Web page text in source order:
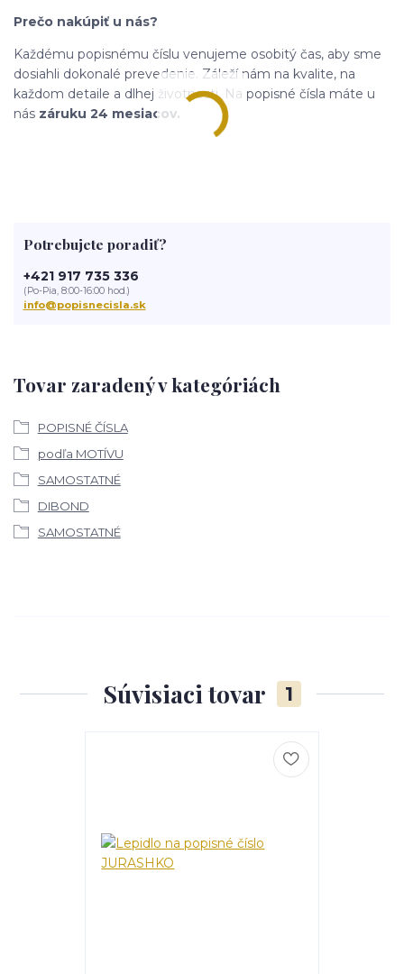
Prečo nakúpiť u nás?
Každému popisnému číslu venujeme osobitý čas, aby sme
dosiahli dokonalé prevedenie. Záleží nám na kvalite, na
každom detaile a dlhej životnosti. Na popisné čísla máte u
nás záruku 24 mesiacov.
Tovar zaradený v kategóriách
POPISNÉ ČÍSLA
podľa MOTÍVU
SAMOSTATNÉ
DIBOND
SAMOSTATNÉ
Potrebujete poradiť?
+421 917 735 336
(Po-Pia, 8:00-16:00 hod.)
info@popisnecisla.sk
Súvisiaci tovar 1